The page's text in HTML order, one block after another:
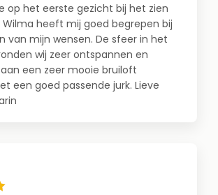
op het eerste gezicht bij het zien
Wilma heeft mij goed begrepen bij
van mijn wensen. De sfeer in het
wij zeer ontspannen en
een zeer mooie bruiloft
een goed passende jurk. Lieve